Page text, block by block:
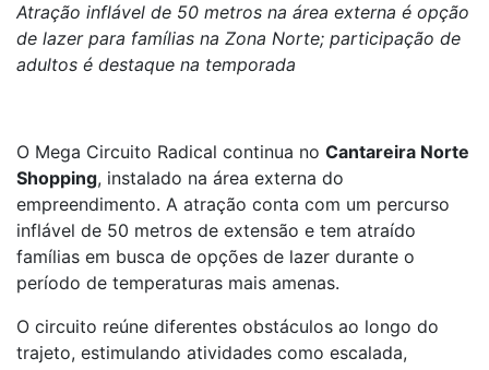
Atração inflável de 50 metros na área externa é opção
de lazer para famílias na Zona Norte; participação de
adultos é destaque na temporada
O Mega Circuito Radical continua no Cantareira Norte
Shopping, instalado na área externa do
empreendimento. A atração conta com um percurso
inflável de 50 metros de extensão e tem atraído
famílias em busca de opções de lazer durante o
período de temperaturas mais amenas.
O circuito reúne diferentes obstáculos ao longo do
trajeto, estimulando atividades como escalada,